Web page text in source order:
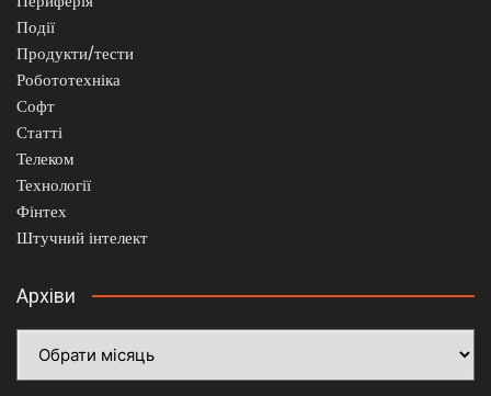
Події
Продукти/тести
Робототехніка
Софт
Статті
Телеком
Технології
Фінтех
Штучний інтелект
Архіви